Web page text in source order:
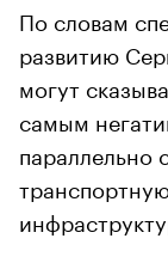
По словам
развитию
могут
самым
параллельно